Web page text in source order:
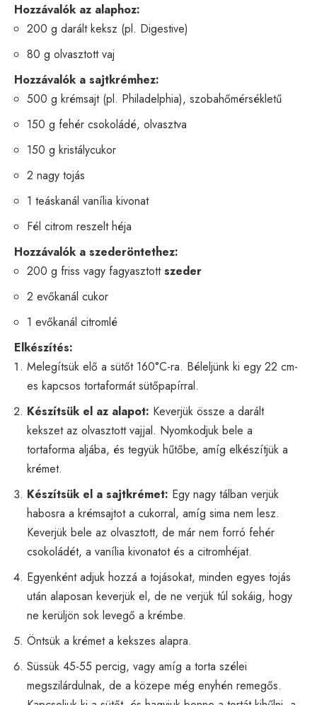
Hozzávalók az alaphoz:
200 g darált keksz (pl. Digestive)
80 g olvasztott vaj
Hozzávalók a sajtkrémhez:
500 g krémsajt (pl. Philadelphia), szobahőmérsékletű
150 g fehér csokoládé, olvasztva
150 g kristálycukor
2 nagy tojás
1 teáskanál vanília kivonat
Fél citrom reszelt héja
Hozzávalók a szederöntethez:
200 g friss vagy fagyasztottszeder
2 evőkanál cukor
1 evőkanál citromlé
Elkészítés:
Melegítsük elő a sütőt 160°C-ra. Béleljünk ki egy 22 cm-
es kapcsos tortaformát sütőpapírral.
Készítsük el az alapot: Keverjük össze a darált
kekszet az olvasztott vajjal. Nyomkodjuk bele a
tortaforma aljába, és tegyük hűtőbe, amíg elkészítjük a
krémet.
Készítsük el a sajtkrémet: Egy nagy tálban verjük
habosra a krémsajtot a cukorral, amíg sima nem lesz.
Keverjük bele az olvasztott, de már nem forró fehér
csokoládét, a vanília kivonatot és a citromhéjat.
Egyenként adjuk hozzá a tojásokat, minden egyes tojás
után alaposan keverjük el, de ne verjük túl sokáig, hogy
ne kerüljön sok levegő a krémbe.
Öntsük a krémet a kekszes alapra.
Süssük 45-55 percig, vagy amíg a torta szélei
megszilárdulnak, de a közepe még enyhén remegős.